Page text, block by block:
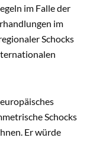
im Falle der
im
Schocks
Schocks
Er würde